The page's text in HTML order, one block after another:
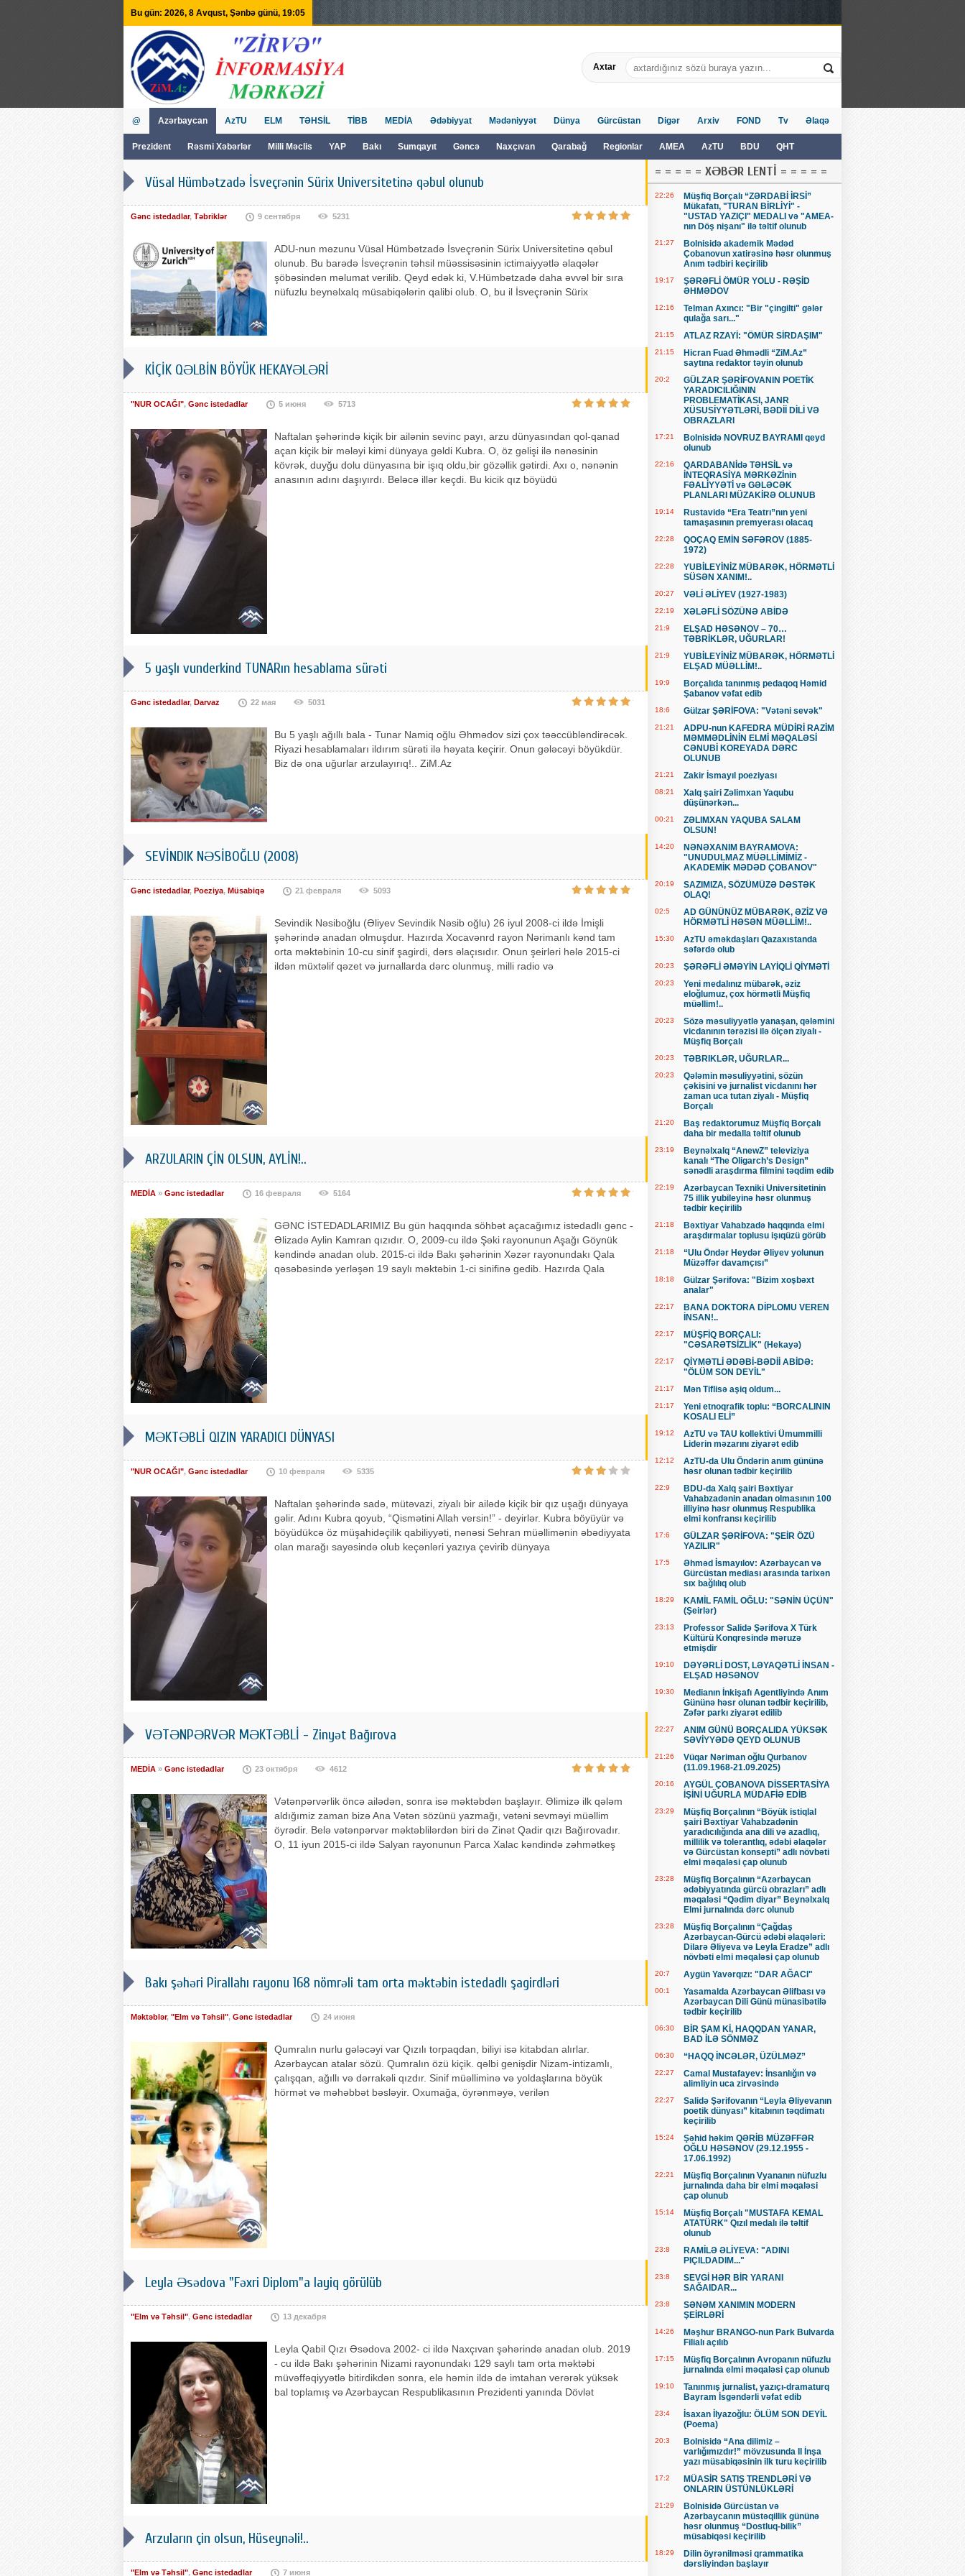
Bu gün: 2026, 8 Avqust, Şənbə günü, 19:05
Axtar
@ Azərbaycan
Prezident Rəsmi Xəbərlər Milli Məclis YAP Bakı Sumqayıt Gəncə Naxçıvan Qarabağ Regionlar AMEA AzTU BDU QHT
AzTU ELM TƏHSİL TİBB MEDİA Ədəbiyyat Mədəniyyət Dünya Gürcüstan Digər Arxiv FOND Tv Əlaqə
Vüsal Hümbətzadə İsveçrənin Sürix Universitetinə qəbul olunub
Gənc istedadlar, Təbriklər 9 сентября 5231
ADU-nun məzunu Vüsal Hümbətzadə İsveçrənin Sürix Universitetinə qəbul
olunub. Bu barədə İsveçrənin təhsil müəssisəsinin ictimaiyyətlə əlaqələr
şöbəsindən məlumat verilib. Qeyd edək ki, V.Hümbətzadə daha əvvəl bir sıra
nüfuzlu beynəlxalq müsabiqələrin qalibi olub. O, bu il İsveçrənin Sürix
KİÇİK QƏLBİN BÖYÜK HEKAYƏLƏRİ
"NUR OCAĞI", Gənc istedadlar 5 июня 5713
Naftalan şəhərində kiçik bir ailənin sevinc payı, arzu dünyasından qol-qanad
açan kiçik bir mələyi kimi dünyaya gəldi Kubra. O, öz gəlişi ilə nənəsinin
kövrək, duyğu dolu dünyasına bir işıq oldu,bir gözəllik gətirdi. Axı o, nənənin
anasının adını daşıyırdı. Beləcə illər keçdi. Bu kicik qız böyüdü
5 yaşlı vunderkind TUNARın hesablama sürəti
Gənc istedadlar, Darvaz 22 мая 5031
Bu 5 yaşlı ağıllı bala - Tunar Namiq oğlu Əhmədov sizi çox təəccübləndirəcək.
Riyazi hesablamaları ildırım sürəti ilə həyata keçirir. Onun gələcəyi böyükdür.
Biz də ona uğurlar arzulayırıq!.. ZiM.Az
SEVİNDIK NƏSİBOĞLU (2008)
Gənc istedadlar, Poeziya, Müsabiqə 21 февраля 5093
Sevindik Nəsiboğlu (Əliyev Sevindik Nəsib oğlu) 26 iyul 2008-ci ildə İmişli
şəhərində anadan olmuşdur. Hazırda Xocavənrd rayon Nərimanlı kənd tam
orta məktəbinin 10-cu sinif şagirdi, dərs əlaçısıdır. Onun şeirləri hələ 2015-ci
ildən müxtəlif qəzet və jurnallarda dərc olunmuş, milli radio və
ARZULARIN ÇİN OLSUN, AYLİN!..
MEDİA » Gənc istedadlar 16 февраля 5164
GƏNC İSTEDADLARIMIZ Bu gün haqqında söhbət açacağımız istedadlı gənc -
Əlizadə Aylin Kamran qızıdır. O, 2009-cu ildə Şəki rayonunun Aşağı Göynük
kəndində anadan olub. 2015-ci ildə Bakı şəhərinin Xəzər rayonundakı Qala
qəsəbəsində yerləşən 19 saylı məktəbin 1-ci sinifinə gedib. Hazırda Qala
MƏKTƏBLİ QIZIN YARADICI DÜNYASI
"NUR OCAĞI", Gənc istedadlar 10 февраля 5335
Naftalan şəhərində sadə, mütəvazi, ziyalı bir ailədə kiçik bir qız uşağı dünyaya
gəlir. Adını Kubra qoyub, “Qismətini Allah versin!” - deyirlər. Kubra böyüyür və
böyüdükcə öz müşahidəçilik qabiliyyəti, nənəsi Sehran müəllimənin əbədiyyata
olan marağı sayəsində olub keçənləri yazıya çevirib dünyaya
VƏTƏNPƏRVƏR MƏKTƏBLİ - Zinyət Bağırova
MEDİA » Gənc istedadlar 23 октября 4612
Vətənpərvərlik öncə ailədən, sonra isə məktəbdən başlayır. Əlimizə ilk qələm
aldığımiz zaman bizə Ana Vətən sözünü yazmağı, vətəni sevməyi müəllim
öyrədir. Belə vətənpərvər məktəblilərdən biri də Zinət Qadir qızı Bağırovadır.
O, 11 iyun 2015-ci ildə Salyan rayonunun Parca Xalac kəndində zəhmətkeş
Bakı şəhəri Pirallahı rayonu 168 nömrəli tam orta məktəbin istedadlı şagirdləri
Məktəblər, "Elm və Təhsil", Gənc istedadlar 24 июня
Qumralın nurlu gələcəyi var Qızılı torpaqdan, biliyi isə kitabdan alırlar.
Azərbaycan atalar sözü. Qumralın özü kiçik. qəlbi genişdir Nizam-intizamlı,
çalışqan, ağıllı və dərrakəli qızdır. Sinif müəlliminə və yoldaşlarına böyük
hörmət və məhəbbət bəsləyir. Oxumağa, öyrənməyə, verilən
Leyla Əsədova "Fəxri Diplom"a layiq görülüb
"Elm və Təhsil", Gənc istedadlar 13 декабря
Leyla Qabil Qızı Əsədova 2002- ci ildə Naxçıvan şəhərində anadan olub. 2019
- cu ildə Bakı şəhərinin Nizami rayonundakı 129 saylı tam orta məktəbi
müvəffəqiyyətlə bitirdikdən sonra, elə həmin ildə də imtahan verərək yüksək
bal toplamış və Azərbaycan Respublikasının Prezidenti yanında Dövlət
Arzuların çin olsun, Hüseynəli!..
"Elm və Təhsil", Gənc istedadlar 7 июня
= = = = = XƏBƏR LENTİ = = = = =
22:26
Müşfiq Borçalı “ZƏRDABİ İRSİ”
Mükafatı, "TURAN BİRLİYİ" -
"USTAD YAZIÇI" MEDALI və "AMEA-
nın Döş nişanı" ilə təltif olunub
21:27
Bolnisidə akademik Mədəd
Çobanovun xatirəsinə həsr olunmuş
Anım tədbiri keçirilib
19:17
ŞƏRƏFLİ ÖMÜR YOLU - RƏŞİD
ƏHMƏDOV
12:16
Telman Axıncı: "Bir "çingilti" gələr
qulağa sarı..."
21:15 ATLAZ RZAYİ: "ÖMÜR SİRDAŞIM"
21:15
Hicran Fuad Əhmədli “ZiM.Az”
saytına redaktor təyin olunub
20:2
GÜLZAR ŞƏRİFOVANIN POETİK
YARADICILIĞININ
PROBLEMATİKASI, JANR
XÜSUSİYYƏTLƏRİ, BƏDİİ DİLİ VƏ
OBRAZLARI
17:21
Bolnisidə NOVRUZ BAYRAMI qeyd
olunub
22:16
QARDABANİdə TƏHSİL və
İNTEQRASİYA MƏRKƏZİnin
FƏALİYYƏTİ və GƏLƏCƏK
PLANLARI MÜZAKİRƏ OLUNUB
19:14
Rustavidə “Era Teatrı”nın yeni
tamaşasının premyerası olacaq
22:28
QOÇAQ EMİN SƏFƏROV (1885-
1972)
22:28
YUBİLEYİNİZ MÜBARƏK, HÖRMƏTLİ
SÜSƏN XANIM!..
20:27 VƏLİ ƏLİYEV (1927-1983)
22:19 XƏLƏFLİ SÖZÜNƏ ABİDƏ
21:9
ELŞAD HƏSƏNOV – 70…
TƏBRİKLƏR, UĞURLAR!
21:9
YUBİLEYİNİZ MÜBARƏK, HÖRMƏTLİ
ELŞAD MÜƏLLİM!..
19:9
Borçalıda tanınmış pedaqoq Həmid
Şabanov vəfat edib
18:6 Gülzar ŞƏRİFOVA: "Vətəni sevək"
21:21
ADPU-nun KAFEDRA MÜDİRİ RAZİM
MƏMMƏDLİNİN ELMİ MƏQALƏSİ
CƏNUBİ KOREYADA DƏRC
OLUNUB
21:21 Zakir İsmayıl poeziyası
08:21
Xalq şairi Zəlimxan Yaqubu
düşünərkən...
00:21
ZƏLIMXAN YAQUBA SALAM
OLSUN!
14:20
NƏNƏXANIM BAYRAMOVA:
"UNUDULMAZ MÜƏLLİMİMİZ -
AKADEMİK MƏDƏD ÇOBANOV"
20:19
SAZIMIZA, SÖZÜMÜZƏ DƏSTƏK
OLAQ!
02:5
AD GÜNÜNÜZ MÜBARƏK, ƏZİZ VƏ
HÖRMƏTLİ HƏSƏN MÜƏLLİM!..
15:30
AzTU əməkdaşları Qazaxıstanda
səfərdə olub
20:23 ŞƏRƏFLİ ƏMƏYİN LAYİQLİ QİYMƏTİ
20:23
Yeni medalınız mübarək, əziz
eloğlumuz, çox hörmətli Müşfiq
müəllim!..
20:23
Sözə məsuliyyətlə yanaşan, qələmini
vicdanının tərəzisi ilə ölçən ziyalı -
Müşfiq Borçalı
20:23 TƏBRIKLƏR, UĞURLAR...
20:23
Qələmin məsuliyyətini, sözün
çəkisini və jurnalist vicdanını hər
zaman uca tutan ziyalı - Müşfiq
Borçalı
21:20
Baş redaktorumuz Müşfiq Borçalı
daha bir medalla təltif olunub
23:19
Beynəlxalq “AnewZ” televiziya
kanalı “The Oligarch’s Design”
sənədli araşdırma filmini təqdim edib
22:19
Azərbaycan Texniki Universitetinin
75 illik yubileyinə həsr olunmuş
tədbir keçirilib
21:18
Bəxtiyar Vahabzadə haqqında elmi
araşdırmalar toplusu işıqüzü görüb
21:18
“Ulu Öndər Heydər Əliyev yolunun
Müzəffər davamçısı”
18:18
Gülzar Şərifova: "Bizim xoşbəxt
analar"
22:17
BANA DOKTORA DİPLOMU VEREN
İNSAN!..
22:17
MÜŞFİQ BORÇALI:
"CƏSARƏTSİZLİK" (Hekayə)
22:17
QİYMƏTLİ ƏDƏBİ-BƏDİİ ABİDƏ:
"ÖLÜM SON DEYİL"
21:17 Mən Tiflisə aşiq oldum...
21:17
Yeni etnoqrafik toplu: “BORCALININ
KOSALI ELİ”
19:12
AzTU və TAU kollektivi Ümummilli
Liderin məzarını ziyarət edib
12:12
AzTU-da Ulu Öndərin anım gününə
həsr olunan tədbir keçirilib
22:9
BDU-da Xalq şairi Bəxtiyar
Vahabzadənin anadan olmasının 100
illiyinə həsr olunmuş Respublika
elmi konfransı keçirilib
17:6
GÜLZAR ŞƏRİFOVA: "ŞEİR ÖZÜ
YAZILIR"
17:5
Əhməd İsmayılov: Azərbaycan və
Gürcüstan mediası arasında tarixən
sıx bağlılıq olub
18:29
KAMİL FAMİL OĞLU: "SƏNİN ÜÇÜN"
(Şeirlər)
23:13
Professor Salidə Şərifova X Türk
Kültürü Konqresində məruzə
etmişdir
19:10
DƏYƏRLİ DOST, LƏYAQƏTLİ İNSAN -
ELŞAD HƏSƏNOV
19:30
Medianın İnkişafı Agentliyində Anım
Gününə həsr olunan tədbir keçirilib,
Zəfər parkı ziyarət edilib
22:27
ANIM GÜNÜ BORÇALIDA YÜKSƏK
SƏVİYYƏDƏ QEYD OLUNUB
21:26
Vüqar Nəriman oğlu Qurbanov
(11.09.1968-21.09.2025)
20:16
AYGÜL ÇOBANOVA DİSSERTASİYA
İŞİNİ UĞURLA MÜDAFİƏ EDİB
23:29
Müşfiq Borçalının “Böyük istiqlal
şairi Bəxtiyar Vahabzadənin
yaradıcılığında ana dili və azadlıq,
millilik və tolerantlıq, ədəbi əlaqələr
və Gürcüstan konsepti” adlı növbəti
elmi məqaləsi çap olunub
23:28
Müşfiq Borçalının “Azərbaycan
ədəbiyyatında gürcü obrazları” adlı
məqaləsi “Qədim diyar” Beynəlxalq
Elmi jurnalında dərc olunub
23:28
Müşfiq Borçalının “Çağdaş
Azərbaycan-Gürcü ədəbi əlaqələri:
Dilarə Əliyeva və Leyla Eradze” adlı
növbəti elmi məqaləsi çap olunub
20:7 Aygün Yavərqızı: "DAR AĞACI"
00:1
Yasamalda Azərbaycan Əlifbası və
Azərbaycan Dili Günü münasibətilə
tədbir keçirilib
06:30
BİR ŞAM Kİ, HAQQDAN YANAR,
BAD İLƏ SÖNMƏZ
06:30 “HAQQ İNCƏLƏR, ÜZÜLMƏZ”
22:27
Camal Mustafayev: İnsanlığın və
alimliyin uca zirvəsində
22:27
Salidə Şərifovanın “Leyla Əliyevanın
poetik dünyası” kitabının təqdimatı
keçirilib
15:24
Şəhid həkim QƏRİB MÜZƏFFƏR
OĞLU HƏSƏNOV (29.12.1955 -
17.06.1992)
22:21
Müşfiq Borçalının Vyananın nüfuzlu
jurnalında daha bir elmi məqaləsi
çap olunub
15:14
Müşfiq Borçalı "MUSTAFA KEMAL
ATATÜRK" Qızıl medalı ilə təltif
olunub
23:8
RAMİLƏ ƏLİYEVA: "ADINI
PIÇILDADIM..."
23:8
SEVGİ HƏR BİR YARANI
SAĞAIDAR...
23:8
SƏNƏM XANIMIN MODERN
ŞEİRLƏRİ
14:26
Məşhur BRANGO-nun Park Bulvarda
Filialı açılıb
17:15
Müşfiq Borçalının Avropanın nüfuzlu
jurnalında elmi məqaləsi çap olunub
19:10
Tanınmış jurnalist, yazıçı-dramaturq
Bayram İsgəndərli vəfat edib
23:4
İsaxan İlyazoğlu: ÖLÜM SON DEYİL
(Poema)
20:3
Bolnisidə “Ana dilimiz –
varlığımızdır!” mövzusunda II İnşa
yazı müsabiqəsinin ilk turu keçirilib
17:2
MÜASİR SATIŞ TRENDLƏRİ VƏ
ONLARIN ÜSTÜNLÜKLƏRİ
21:29
Bolnisidə Gürcüstan və
Azərbaycanın müstəqillik gününə
həsr olunmuş “Dostluq-bilik”
müsabiqəsi keçirilib
18:29
Dilin öyrənilməsi qrammatika
dərsliyindən başlayır